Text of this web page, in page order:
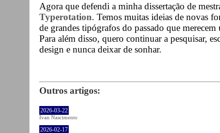
Agora que defendi a minha dissertação de
Typerotation. Temos muitas ideias de novas
de grandes tipógrafos do passado que
Para além disso, quero continuar a pesquisar,
design e nunca deixar de sonhar.
Outros artigos:
2026-03-22
Ivan Nascimento
2026-02-17